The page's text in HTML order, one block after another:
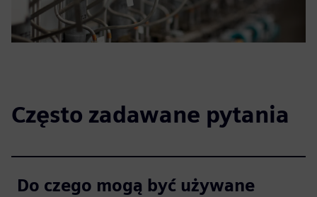
Często zadawane pytania
Do czego mogą być używane